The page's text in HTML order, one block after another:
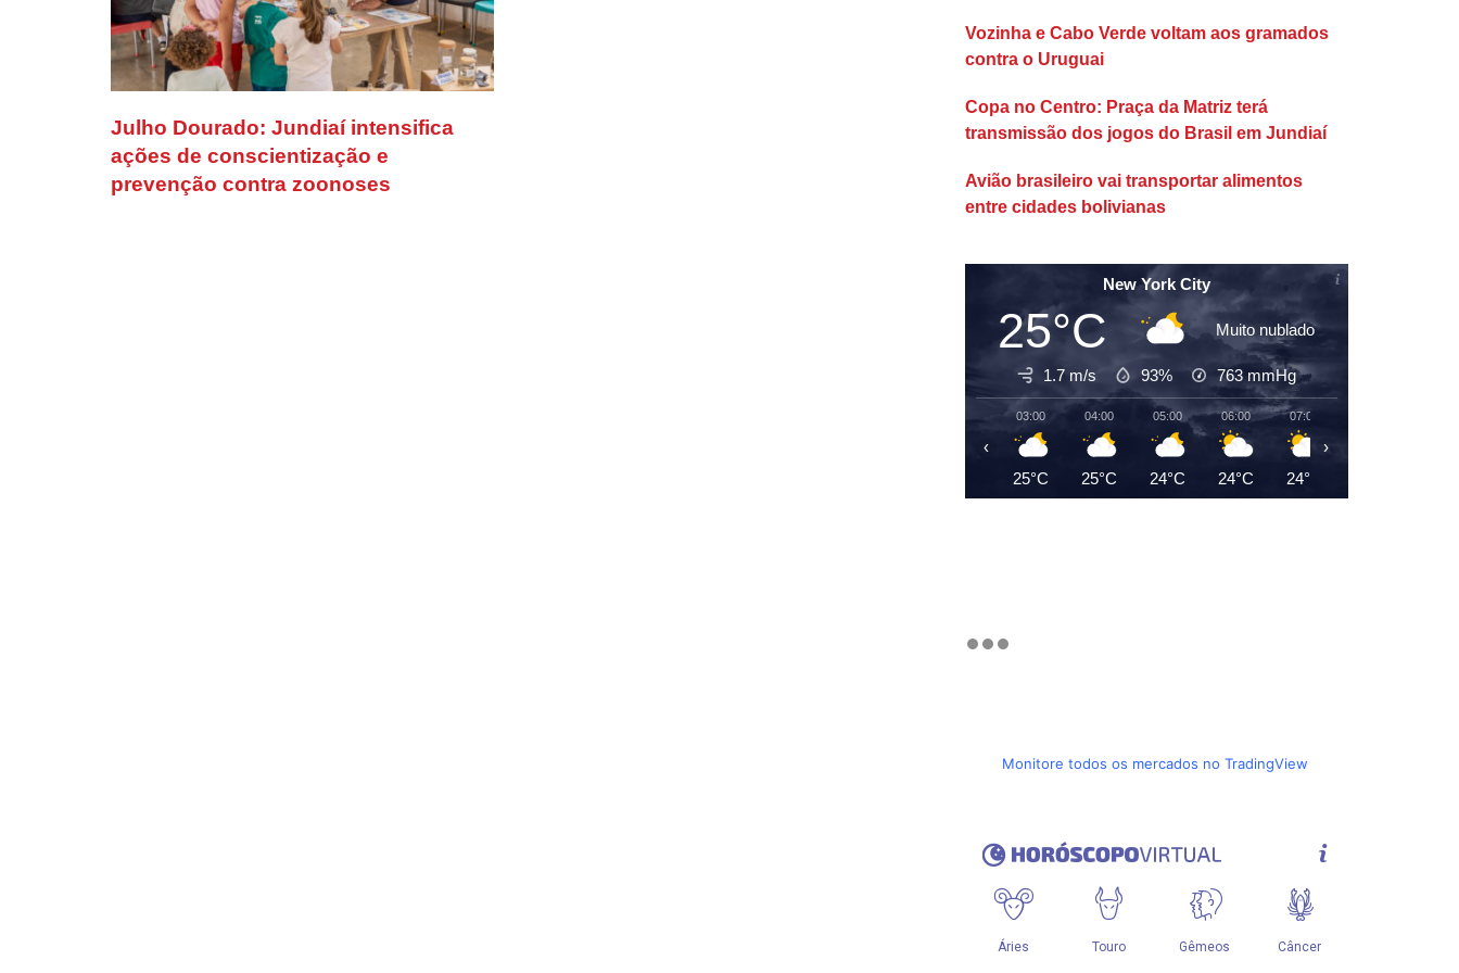
Julho Dourado: Jundiaí intensifica
ações de conscientização e
prevenção contra zoonoses
Vozinha e Cabo Verde voltam aos gramados
contra o Uruguai
Copa no Centro: Praça da Matriz terá
transmissão dos jogos do Brasil em Jundiaí
Avião brasileiro vai transportar alimentos
entre cidades bolivianas
New York City
25°C Muito nublado
1.7 m/s 93% 763 mmHg
03:00
25°C
04:00
25°C
05:00
24°C
06:00
24°C
07:00
24°C
‹ ›
Monitore todos os mercados no TradingView